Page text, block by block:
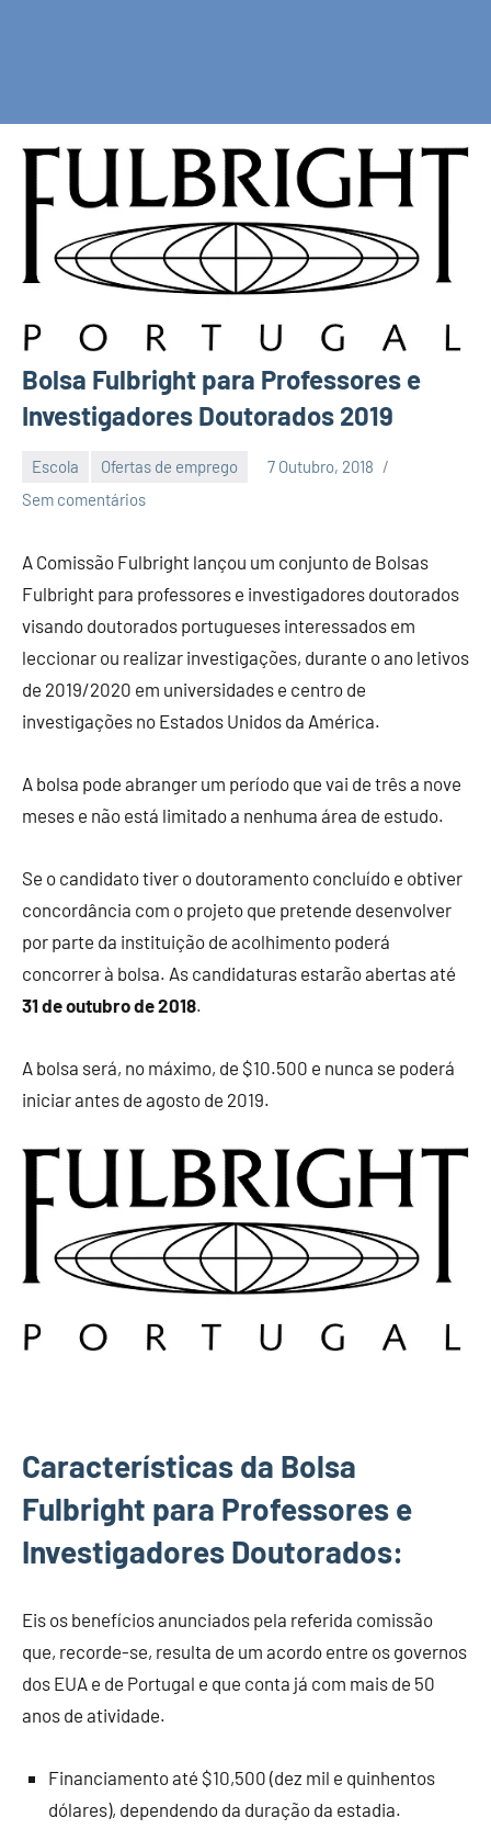
Bolsa Fulbright para Professores e
Investigadores Doutorados 2019
Escola Ofertas de emprego
7 Outubro, 2018
Economia
Finanças
Sem comentários
A Comissão Fulbright lançou um conjunto de Bolsas
Fulbright para professores e investigadores doutorados
visando doutorados portugueses interessados em
leccionar ou realizar investigações, durante o ano letivos
de 2019/2020 em universidades e centro de
investigações no Estados Unidos da América.
A bolsa pode abranger um período que vai de três a nove
meses e não está limitado a nenhuma área de estudo.
Se o candidato tiver o doutoramento concluído e obtiver
concordância com o projeto que pretende desenvolver
por parte da instituição de acolhimento poderá
concorrer à bolsa. As candidaturas estarão abertas até
31 de outubro de 2018.
A bolsa será, no máximo, de $10.500 e nunca se poderá
iniciar antes de agosto de 2019.
Características da Bolsa
Fulbright para Professores e
Investigadores Doutorados:
Eis os benefícios anunciados pela referida comissão
que, recorde-se, resulta de um acordo entre os governos
dos EUA e de Portugal e que conta já com mais de 50
anos de atividade.
Financiamento até $10,500 (dez mil e quinhentos
dólares), dependendo da duração da estadia.